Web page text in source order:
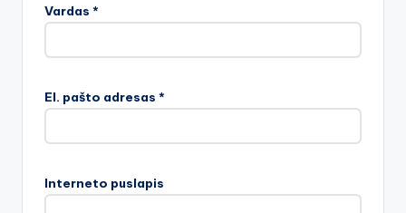
Vardas *
El. pašto adresas *
Interneto puslapis